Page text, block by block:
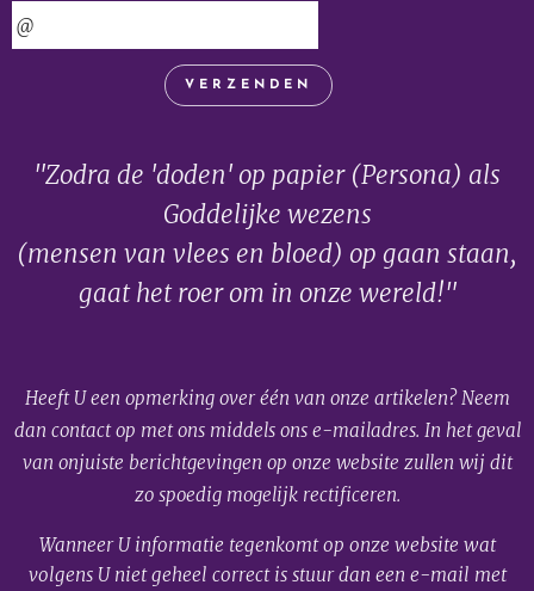
VERZENDEN
"Zodra de 'doden' op papier (Persona) als
Goddelijke wezens
(mensen van vlees en bloed) op gaan staan,
gaat het roer om in onze wereld!"
Heeft U een opmerking over één van onze artikelen? Neem
dan contact op met ons middels ons e-mailadres. In het geval
van onjuiste berichtgevingen op onze website zullen wij dit
zo spoedig mogelijk rectificeren.
Wanneer U informatie tegenkomt op onze website wat
volgens U niet geheel correct is stuur dan een e-mail met